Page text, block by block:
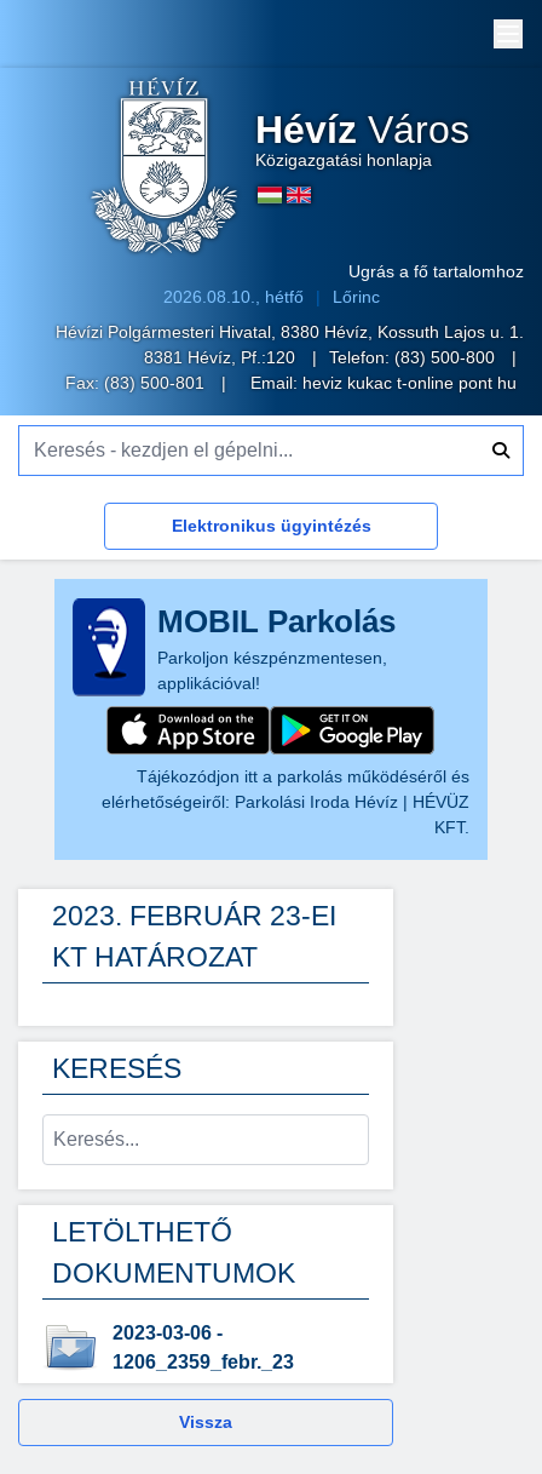
Hévíz Város
Közigazgatási honlapja
Ugrás a fő tartalomhoz
2026.08.10., hétfő
Lőrinc
Hévízi Polgármesteri Hivatal, 8380 Hévíz, Kossuth Lajos u. 1.
8381 Hévíz, Pf.:120
Telefon: (83) 500-800
Fax: (83) 500-801
Email: heviz kukac t-online pont hu
Elektronikus ügyintézés
MOBIL Parkolás
Parkoljon készpénzmentesen,
applikációval!
Tájékozódjon itt a parkolás működéséről és
elérhetőségeiről: Parkolási Iroda Hévíz | HÉVÜZ
KFT.
2023. FEBRUÁR 23-EI
KT HATÁROZAT
KERESÉS
LETÖLTHETŐ
DOKUMENTUMOK
2023-03-06 -
1206_2359_febr._23
Vissza